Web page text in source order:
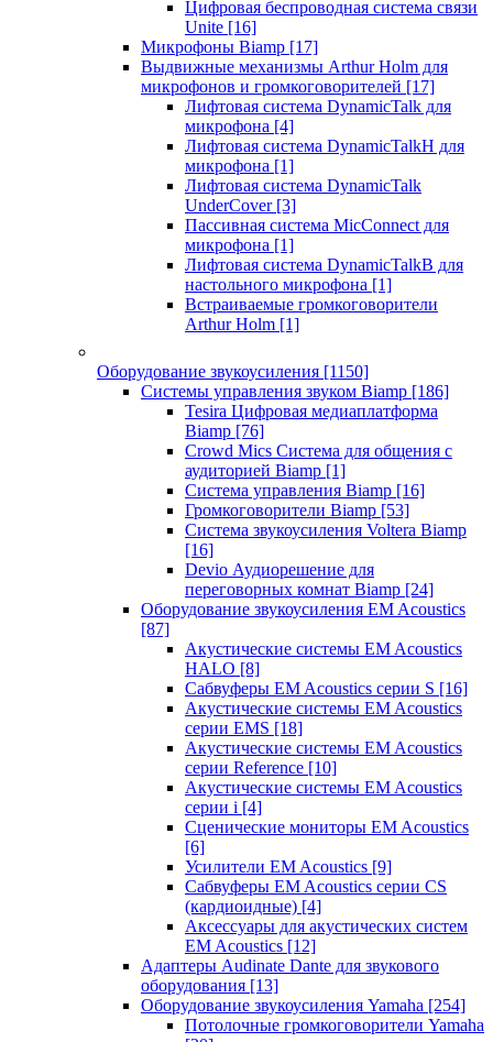
Цифровая беспроводная система связи
Unite [16]
Микрофоны Biamp [17]
Выдвижные механизмы Arthur Holm для
микрофонов и громкоговорителей [17]
Лифтовая система DynamicTalk для
микрофона [4]
Лифтовая система DynamicTalkH для
микрофона [1]
Лифтовая система DynamicTalk
UnderCover [3]
Пассивная система MicConnect для
микрофона [1]
Лифтовая система DynamicTalkB для
настольного микрофона [1]
Встраиваемые громкоговорители
Arthur Holm [1]
Оборудование звукоусиления [1150]
Системы управления звуком Biamp [186]
Tesira Цифровая медиаплатформа
Biamp [76]
Crowd Mics Система для общения с
аудиторией Biamp [1]
Система управления Biamp [16]
Громкоговорители Biamp [53]
Система звукоусиления Voltera Biamp
[16]
Devio Аудиорешение для
переговорных комнат Biamp [24]
Оборудование звукоусиления EM Acoustics
[87]
Акустические системы EM Acoustics
HALO [8]
Сабвуферы EM Acoustics серии S [16]
Акустические системы EM Acoustics
серии EMS [18]
Акустические системы EM Acoustics
серии Reference [10]
Акустические системы EM Acoustics
серии i [4]
Сценические мониторы EM Acoustics
[6]
Усилители EM Acoustics [9]
Сабвуферы EM Acoustics серии CS
(кардиоидные) [4]
Аксессуары для акустических систем
EM Acoustics [12]
Адаптеры Audinate Dante для звукового
оборудования [13]
Оборудование звукоусиления Yamaha [254]
Потолочные громкоговорители Yamaha